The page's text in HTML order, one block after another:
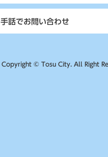
手話でお問い合わせ
Copyright © Tosu City. All Right